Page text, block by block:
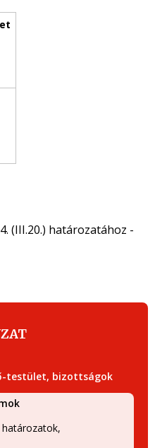
(III.20.) határozatához -
testület, bizottságok